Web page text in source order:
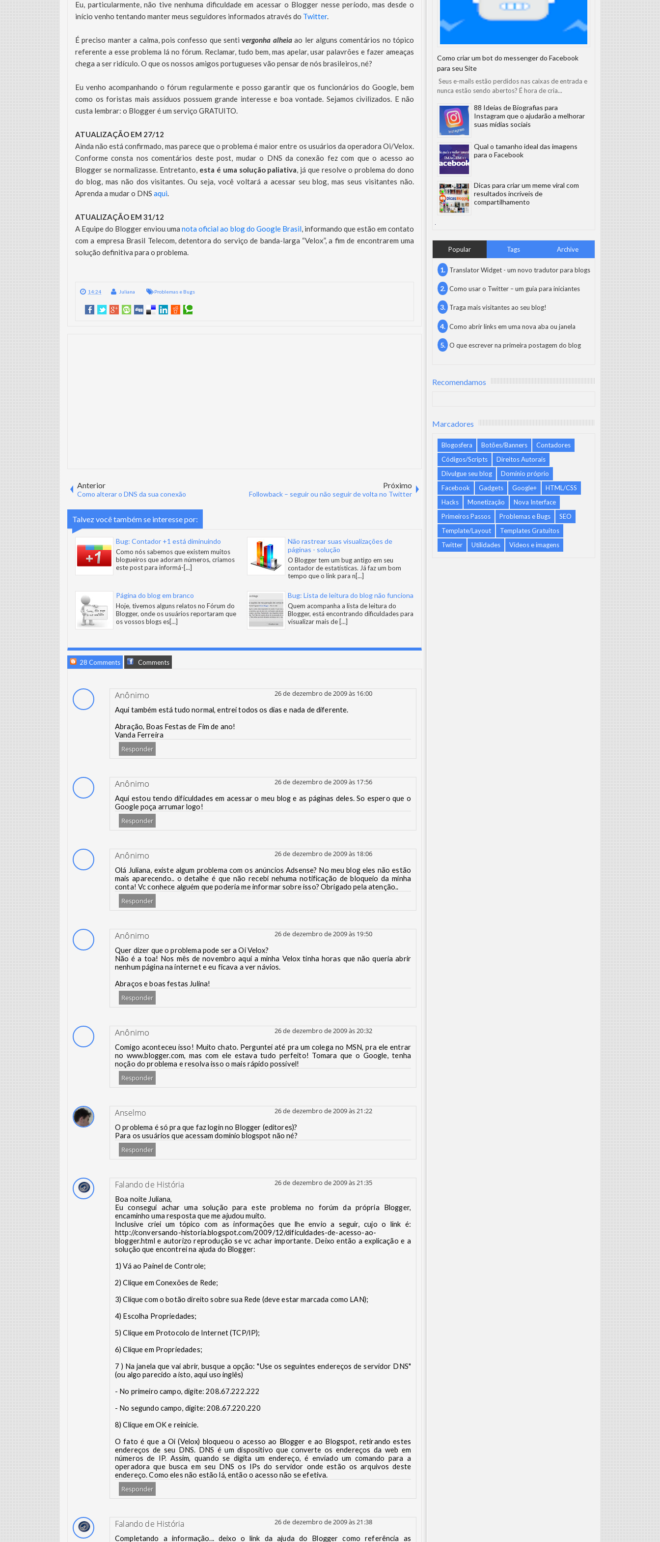
Eu, particularmente, não tive nenhuma dificuldade em acessar o Blogger nesse período, mas desde o
início venho tentando manter meus seguidores informados através do Twitter.
É preciso manter a calma, pois confesso que sentivergonha alheia ao ler alguns comentários no tópico
referente a esse problema lá no fórum. Reclamar, tudo bem, mas apelar, usar palavrões e fazer ameaças
chega a ser ridículo. O que os nossos amigos portugueses vão pensar de nós brasileiros, né?
Eu venho acompanhando o fórum regularmente e posso garantir que os funcionários do Google, bem
como os foristas mais assíduos possuem grande interesse e boa vontade. Sejamos civilizados. E não
custa lembrar: o Blogger é um serviço GRATUITO.
ATUALIZAÇÃO EM 27/12
Ainda não está confirmado, mas parece que o problema é maior entre os usuários da operadora Oi/Velox.
Conforme consta nos comentários deste post, mudar o DNS da conexão fez com que o acesso ao
Blogger se normalizasse. Entretanto, esta é uma solução paliativa, já que resolve o problema do dono
do blog, mas não dos visitantes. Ou seja, você voltará a acessar seu blog, mas seus visitantes não.
Aprenda a mudar o DNS aqui.
ATUALIZAÇÃO EM 31/12
A Equipe do Blogger enviou umanota oficial ao blog do Google Brasil, informando que estão em contato
com a empresa Brasil Telecom, detentora do serviço de banda-larga “Velox”, a fim de encontrarem uma
solução definitiva para o problema.
14:24 Juliana Problemas e Bugs
Anterior
Como alterar o DNS da sua conexão
Próximo
Followback – seguir ou não seguir de volta no Twitter
Talvez você também se interesse por:
Bug: Contador +1 está diminuindo
Como nós sabemos que existem muitos
blogueiros que adoram números, criamos
este post para informá-[...]
Não rastrear suas visualizações de
páginas - solução
O Blogger tem um bug antigo em seu
contador de estatísticas. Já faz um bom
tempo que o link para n[...]
Página do blog em branco
Hoje, tivemos alguns relatos no Fórum do
Blogger, onde os usuários reportaram que
os vossos blogs es[...]
Bug: Lista de leitura do blog não funciona
Quem acompanha a lista de leitura do
Blogger, está encontrando dificuldades para
visualizar mais de [...]
28 Comments Comments
Anônimo 26 de dezembro de 2009 às 16:00
Aqui também está tudo normal, entrei todos os dias e nada de diferente.
Abração, Boas Festas de Fim de ano!
Vanda Ferreira
Responder
Anônimo 26 de dezembro de 2009 às 17:56
Aqui estou tendo dificuldades em acessar o meu blog e as páginas deles. So espero que o
Google poça arrumar logo!
Responder
Anônimo 26 de dezembro de 2009 às 18:06
Olá Juliana, existe algum problema com os anúncios Adsense? No meu blog eles não estão
mais aparecendo.. o detalhe é que não recebi nehuma notificação de bloqueio da minha
conta! Vc conhece alguém que poderia me informar sobre isso? Obrigado pela atenção..
Responder
Anônimo 26 de dezembro de 2009 às 19:50
Quer dizer que o problema pode ser a Oi Velox?
Não é a toa! Nos mês de novembro aqui a minha Velox tinha horas que não queria abrir
nenhum página na internet e eu ficava a ver návios.
Abraços e boas festas Julina!
Responder
Anônimo 26 de dezembro de 2009 às 20:32
Comigo aconteceu isso! Muito chato. Perguntei até pra um colega no MSN, pra ele entrar
no www.blogger.com, mas com ele estava tudo perfeito! Tomara que o Google, tenha
noção do problema e resolva isso o mais rápido possível!
Responder
Anselmo 26 de dezembro de 2009 às 21:22
O problema é só pra que faz login no Blogger (editores)?
Para os usuários que acessam domínio blogspot não né?
Responder
Falando de História 26 de dezembro de 2009 às 21:35
Boa noite Juliana,
Eu consegui achar uma solução para este problema no forúm da própria Blogger,
encaminho uma resposta que me ajudou muito.
Inclusive criei um tópico com as informações que lhe envio a seguir, cujo o link é:
http://conversando-historia.blogspot.com/2009/12/dificuldades-de-acesso-ao-
blogger.html e autorizo reprodução se vc achar importante. Deixo então a explicação e a
solução que encontrei na ajuda do Blogger:
1) Vá ao Painel de Controle;
2) Clique em Conexões de Rede;
3) Clique com o botão direito sobre sua Rede (deve estar marcada como LAN);
4) Escolha Propriedades;
5) Clique em Protocolo de Internet (TCP/IP);
6) Clique em Propriedades;
7 ) Na janela que vai abrir, busque a opção: "Use os seguintes endereços de servidor DNS"
(ou algo parecido a isto, aqui uso inglês)
- No primeiro campo, digite: 208.67.222.222
- No segundo campo, digite: 208.67.220.220
8) Clique em OK e reinicie.
O fato é que a Oi (Velox) bloqueou o acesso ao Blogger e ao Blogspot, retirando estes
endereços de seu DNS. DNS é um dispositivo que converte os endereços da web em
números de IP. Assim, quando se digita um endereço, é enviado um comando para a
operadora que busca em seu DNS os IPs do servidor onde estão os arquivos deste
endereço. Como eles não estão lá, então o acesso não se efetiva.
Responder
Falando de História 26 de dezembro de 2009 às 21:38
Completando a informação... deixo o link da ajuda do Blogger como referência as
Como criar um bot do messenger do Facebook
para seu Site
Seus e-mails estão perdidos nas caixas de entrada e
nunca estão sendo abertos? É hora de cria...
88 Ideias de Biografias para
Instagram que o ajudarão a melhorar
suas mídias sociais
Qual o tamanho ideal das imagens
para o Facebook
Dicas para criar um meme viral com
resultados incríveis de
compartilhamento
Popular Tags Archive
Translator Widget - um novo tradutor para blogs
Como usar o Twitter – um guia para iniciantes
Traga mais visitantes ao seu blog!
Como abrir links em uma nova aba ou janela
O que escrever na primeira postagem do blog
Recomendamos
Marcadores
Blogosfera Botões/Banners
Contadores
Códigos/Scripts
Direitos Autorais
Divulgue seu blog
Domínio próprio
Facebook
Gadgets Google+
HTML/CSS
Hacks
Monetização
Nova Interface
Primeiros Passos
Problemas e Bugs
SEO
Template/Layout
Templates Gratuitos
Twitter
Utilidades Vídeos e imagens